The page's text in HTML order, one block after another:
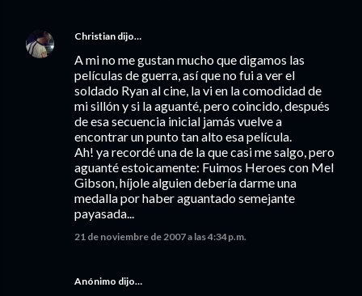
Christian dijo…
A mi no me gustan mucho que digamos las
películas de guerra, así que no fui a ver el
soldado Ryan al cine, la vi en la comodidad de
mi sillón y si la aguanté, pero coincido, después
de esa secuencia inicial jamás vuelve a
encontrar un punto tan alto esa película.
Ah! ya recordé una de la que casi me salgo, pero
aguanté estoicamente: Fuimos Heroes con Mel
Gibson, híjole alguien debería darme una
medalla por haber aguantado semejante
payasada...
21 de noviembre de 2007 a las 4:34 p.m.
Anónimo dijo…